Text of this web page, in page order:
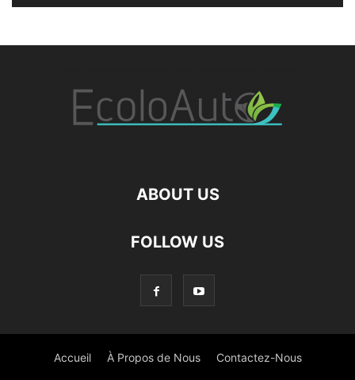
ABOUT US
FOLLOW US
Accueil À Propos de Nous Contactez-Nous